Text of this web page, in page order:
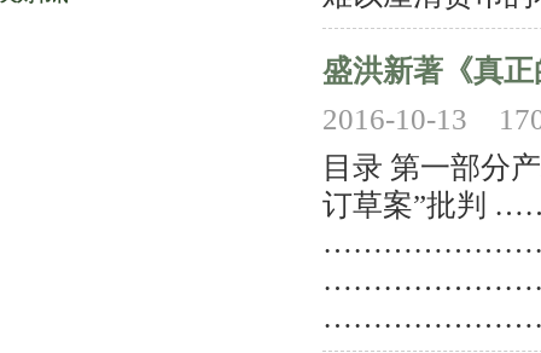
盛洪新著《真
2016-10-13
目录 第一部分
订草案”批判
……………………24
……………………32